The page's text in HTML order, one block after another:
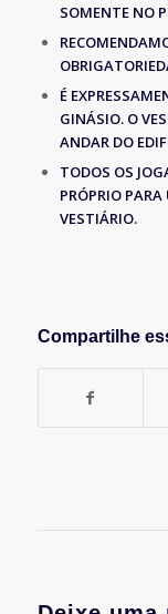
SOMENTE NO
É
GINÁSIO. O
ANDAR DO
TODOS OS
PRÓPRIO
VESTIÁRIO.
Compartilhe